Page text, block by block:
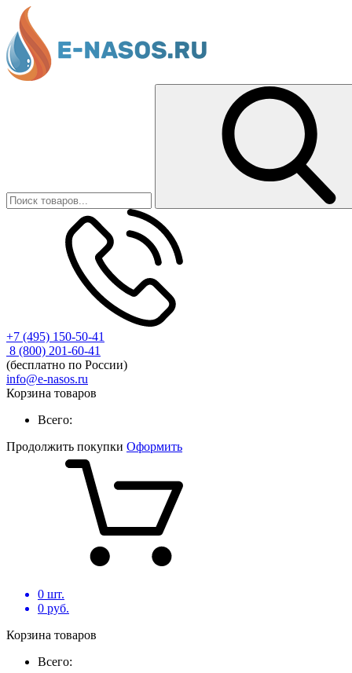
+7 (495) 150-50-41
8 (800) 201-60-41
(бесплатно по России)
info@e-nasos.ru
Корзина товаров
Всего:
Продолжить покупки Оформить
0 шт.
0 руб.
Корзина товаров
Всего: